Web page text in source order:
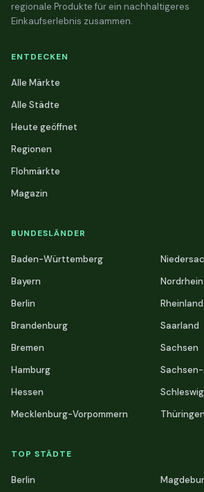
regionale Produkte für ein nachhaltigeres
Einkaufserlebnis zusammen.
ENTDECKEN
Alle Märkte
Alle Städte
Heute geöffnet
Regionen
Flohmärkte
Magazin
BUNDESLÄNDER
Baden-Württemberg
Bayern
Berlin
Brandenburg
Bremen
Hamburg
Hessen
Mecklenburg-Vorpommern
Saarland
Sachsen
Thüringen
TOP STÄDTE
Berlin